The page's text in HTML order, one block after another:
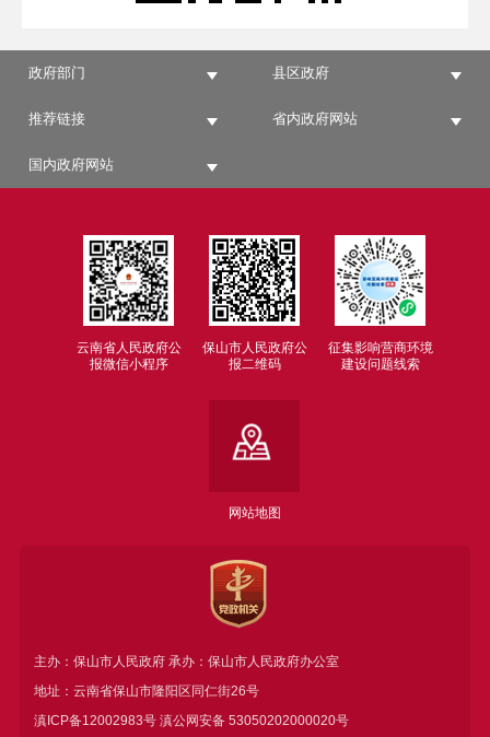
政府部门 县区政府
推荐链接 省内政府网站
国内政府网站
云南省人民政府公
报微信小程序
保山市人民政府公
报二维码
征集影响营商环境
建设问题线索
网站地图
主办：保山市人民政府 承办：保山市人民政府办公室
地址：云南省保山市隆阳区同仁街26号
滇ICP备12002983号滇公网安备 53050202000020号